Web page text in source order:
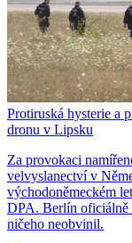
Protiruská hysterie a
dronu v Lipsku
Za provokaci
velvyslanectví v
východoněmeckém
DPA. Berlín oficiálně
ničeho neobvinil.